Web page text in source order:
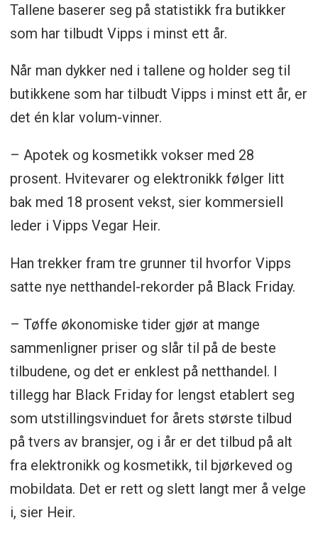
Tallene baserer seg på statistikk fra butikker
som har tilbudt Vipps i minst ett år.
Når man dykker ned i tallene og holder seg til
butikkene som har tilbudt Vipps i minst ett år, er
det én klar volum-vinner.
– Apotek og kosmetikk vokser med 28
prosent. Hvitevarer og elektronikk følger litt
bak med 18 prosent vekst, sier kommersiell
leder i Vipps Vegar Heir.
Han trekker fram tre grunner til hvorfor Vipps
satte nye netthandel-rekorder på Black Friday.
– Tøffe økonomiske tider gjør at mange
sammenligner priser og slår til på de beste
tilbudene, og det er enklest på netthandel. I
tillegg har Black Friday for lengst etablert seg
som utstillingsvinduet for årets største tilbud
på tvers av bransjer, og i år er det tilbud på alt
fra elektronikk og kosmetikk, til bjørkeved og
mobildata. Det er rett og slett langt mer å velge
i, sier Heir.